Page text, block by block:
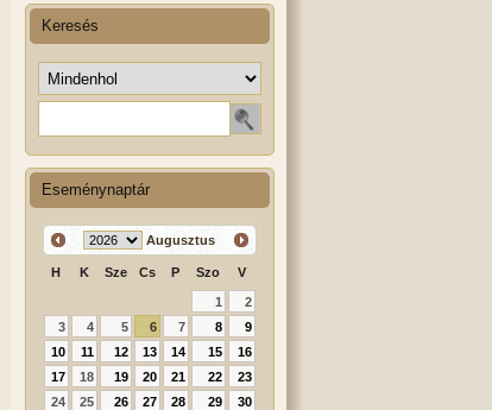
Keresés
Keresés helye
Eseménynaptár
Augusztus
H K Sze Cs P Szo V
1
2
3
4 5 6 7 8
9
10
11 12 13 14 15
16
17
18 19 20 21 22
23
24
25 26 27 28 29
30